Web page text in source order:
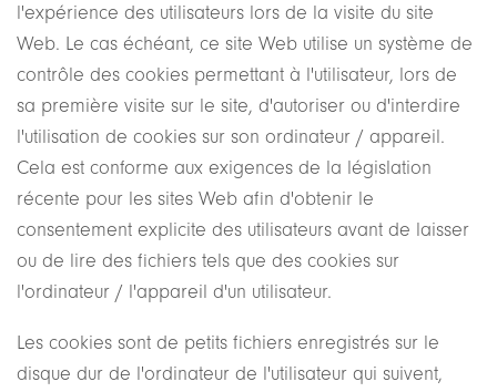
l'expérience des utilisateurs lors de la visite du site
Web. Le cas échéant, ce site Web utilise un système de
contrôle des cookies permettant à l'utilisateur, lors de
sa première visite sur le site, d'autoriser ou d'interdire
l'utilisation de cookies sur son ordinateur / appareil.
Cela est conforme aux exigences de la législation
récente pour les sites Web afin d'obtenir le
consentement explicite des utilisateurs avant de laisser
ou de lire des fichiers tels que des cookies sur
l'ordinateur / l'appareil d'un utilisateur.
Les cookies sont de petits fichiers enregistrés sur le
disque dur de l'ordinateur de l'utilisateur qui suivent,